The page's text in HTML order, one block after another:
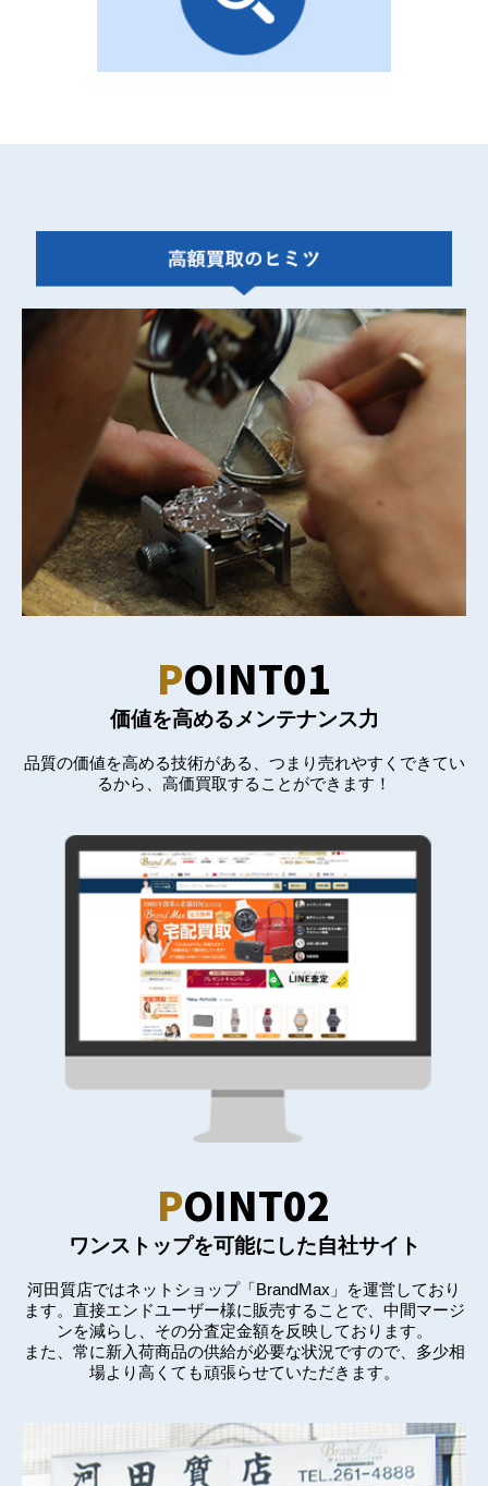
POINT01
価値を高めるメンテナンス力
品質の価値を高める技術がある、つまり売れやすくできてい
るから、高価買取することができます！
POINT02
ワンストップを可能にした自社サイト
河田質店ではネットショップ「BrandMax」を運営しており
ます。直接エンドユーザー様に販売することで、中間マージ
ンを減らし、その分査定金額を反映しております。
また、常に新入荷商品の供給が必要な状況ですので、多少相
場より高くても頑張らせていただきます。